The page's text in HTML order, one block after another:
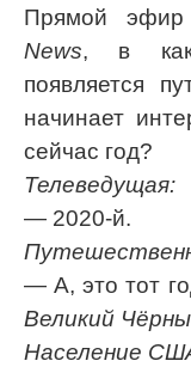
Прямой эфир
News, в
появляется
начинает
сейчас год?
Телеведущая:
— 2020-й.
— А, это тот
Великий
Население